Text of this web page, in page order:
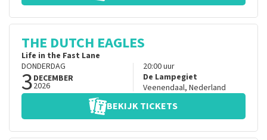
THE DUTCH EAGLES
Life in the Fast Lane
DONDERDAG
3DECEMBER
2026
20:00uur
De Lampegiet
Veenendaal, Nederland
BEKIJK TICKETS